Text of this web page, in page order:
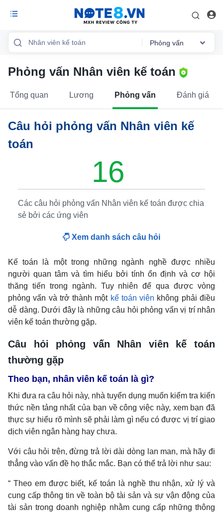
Phỏng vấn
Tổng quan
Mức lương
Đánh giá
Phỏng vấn Nhân viên kế toán
Tổng quan Lương Phỏng vấn Đánh giá
Câu hỏi phỏng vấn Nhân viên kế
toán
16
Các câu hỏi phỏng vấn Nhân viên kế toán được chia
sẻ bởi các ứng viên
Xem danh sách câu hỏi
Kế toán là một trong những ngành nghề được nhiều
người quan tâm và tìm hiểu bởi tính ổn định và cơ hội
thăng tiến trong ngành. Tuy nhiên để qua được vòng
phỏng vấn và trở thành một kế toán viên không phải điều
dễ dàng. Dưới đây là những câu hỏi phỏng vấn vị trí nhân
viên kế toán thường gặp.
Câu hỏi phỏng vấn Nhân viên kế toán
thường gặp
Theo bạn, nhân viên kế toán là gì?
Khi đưa ra câu hỏi này, nhà tuyển dụng muốn kiểm tra kiến
thức nền tảng nhất của bạn về công việc này, xem bạn đã
thực sự hiểu rõ mình sẽ phải làm gì nếu có được vị trí giao
dịch viên ngân hàng hay chưa.
Với câu hỏi trên, đừng trả lời dài dòng lan man, mà hãy đi
thẳng vào vấn đề họ thắc mắc. Bạn có thể trả lời như sau:
“ Theo em được biết, kế toán là nghề thu nhận, xử lý và
cung cấp thông tin về toàn bộ tài sản và sự vận động của
tài sản trong doanh nghiệp nhằm cung cấp những thông